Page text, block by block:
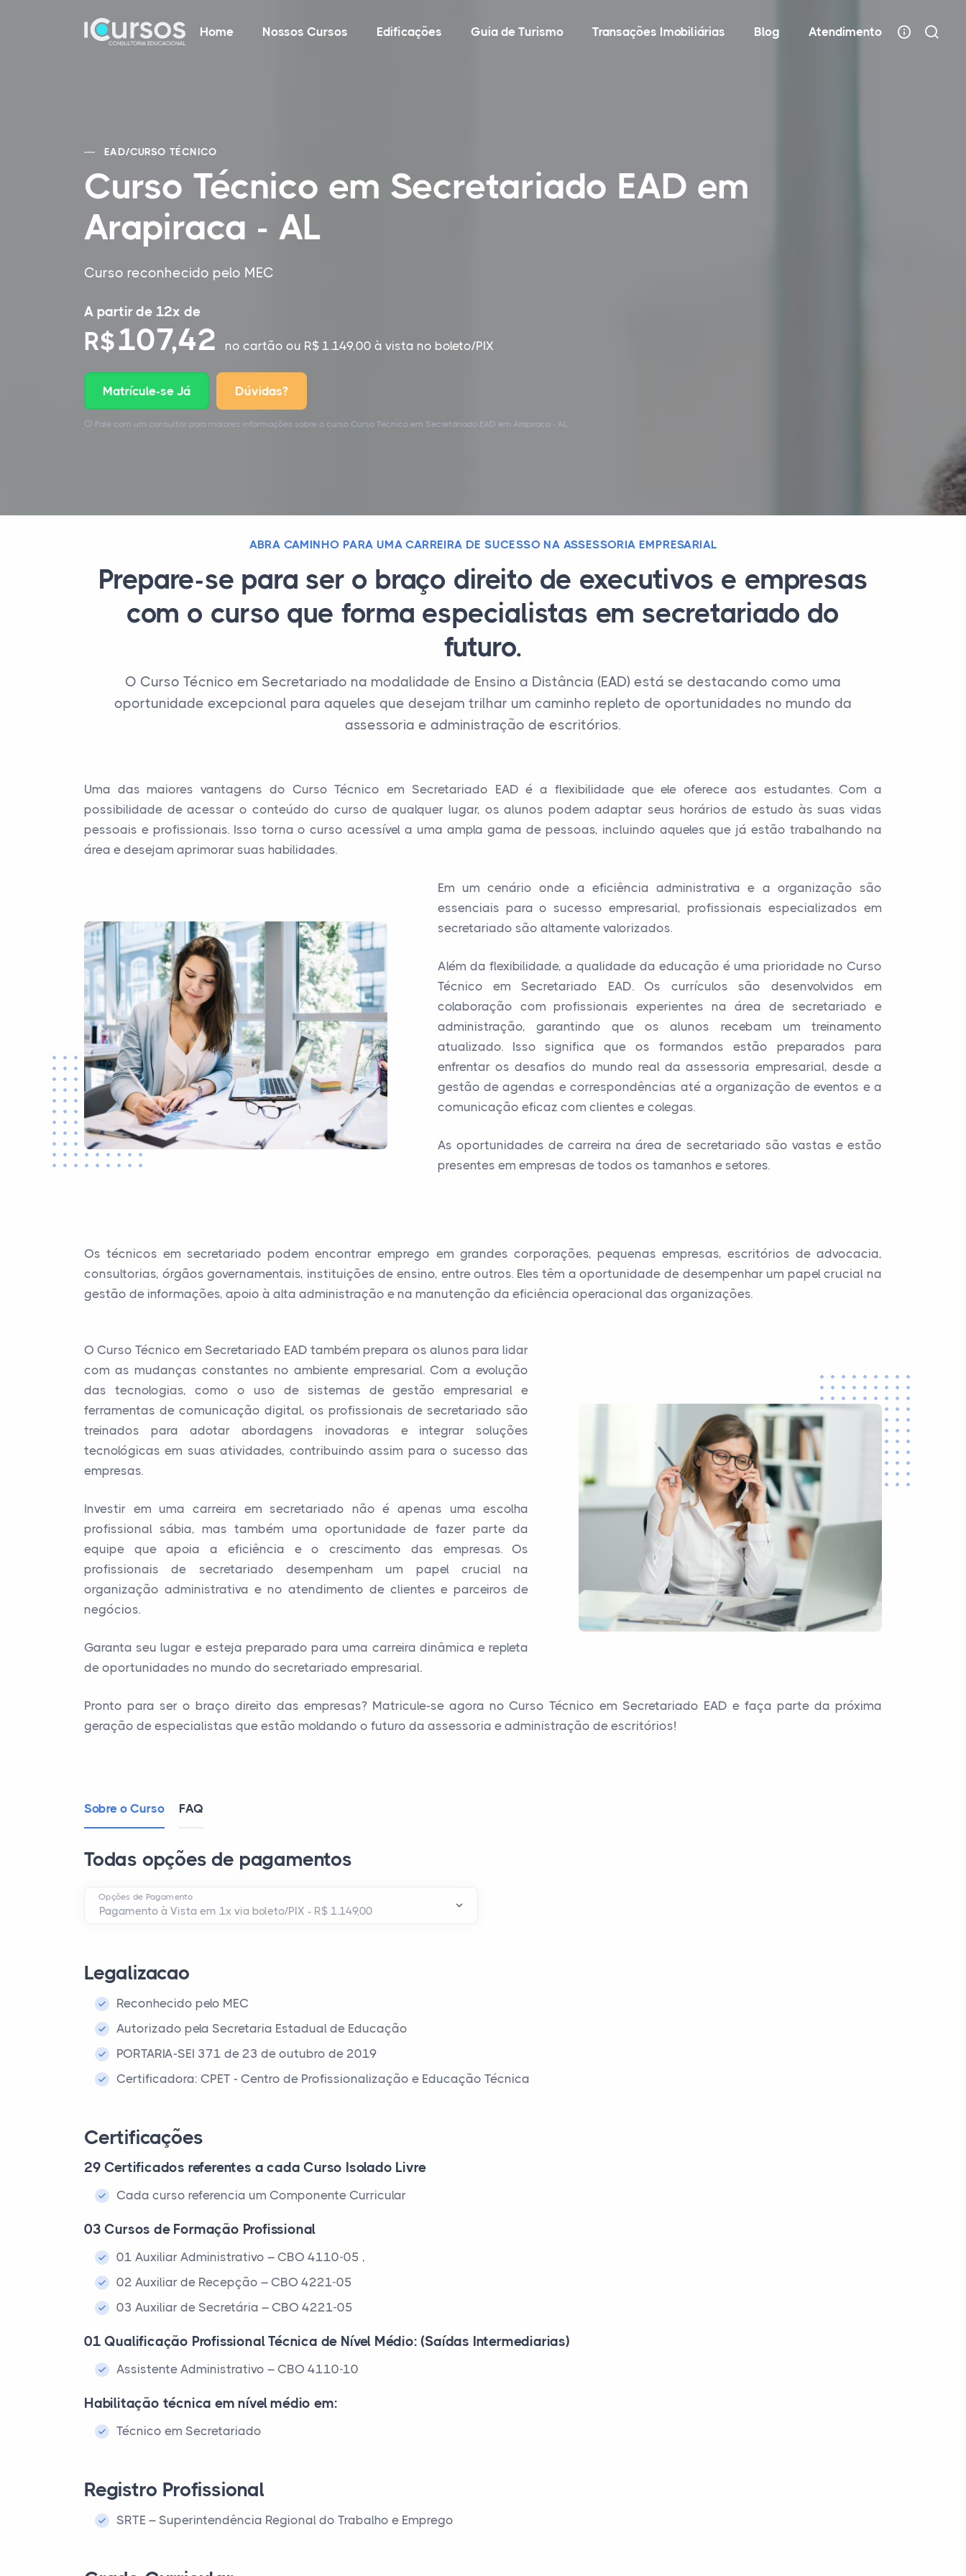
Home Nossos Cursos Edificações Guia de Turismo Transações Imobiliárias Blog Atendimento
EAD/CURSO TÉCNICO
Curso Técnico em Secretariado EAD em
Arapiraca - AL
Curso reconhecido pelo MEC
A partir de 12x de
R$107,42 no cartão ou R$ 1.149,00 à vista no boleto/PIX
Matrícule-se Já Dúvidas?
Fale com um consultor para maiores informações sobre o curso Curso Técnico em Secretariado EAD em Arapiraca - AL.
ABRA CAMINHO PARA UMA CARREIRA DE SUCESSO NA ASSESSORIA EMPRESARIAL
Prepare-se para ser o braço direito de executivos e empresas
com o curso que forma especialistas em secretariado do
futuro.
O Curso Técnico em Secretariado na modalidade de Ensino a Distância (EAD) está se destacando como uma
oportunidade excepcional para aqueles que desejam trilhar um caminho repleto de oportunidades no mundo da
assessoria e administração de escritórios.
Uma das maiores vantagens do Curso Técnico em Secretariado EAD é a flexibilidade que ele oferece aos estudantes. Com a
possibilidade de acessar o conteúdo do curso de qualquer lugar, os alunos podem adaptar seus horários de estudo às suas vidas
pessoais e profissionais. Isso torna o curso acessível a uma ampla gama de pessoas, incluindo aqueles que já estão trabalhando na
área e desejam aprimorar suas habilidades.
Em um cenário onde a eficiência administrativa e a organização são
essenciais para o sucesso empresarial, profissionais especializados em
secretariado são altamente valorizados.
Além da flexibilidade, a qualidade da educação é uma prioridade no Curso
Técnico em Secretariado EAD. Os currículos são desenvolvidos em
colaboração com profissionais experientes na área de secretariado e
administração, garantindo que os alunos recebam um treinamento
atualizado. Isso significa que os formandos estão preparados para
enfrentar os desafios do mundo real da assessoria empresarial, desde a
gestão de agendas e correspondências até a organização de eventos e a
comunicação eficaz com clientes e colegas.
As oportunidades de carreira na área de secretariado são vastas e estão
presentes em empresas de todos os tamanhos e setores.
Os técnicos em secretariado podem encontrar emprego em grandes corporações, pequenas empresas, escritórios de advocacia,
consultorias, órgãos governamentais, instituições de ensino, entre outros. Eles têm a oportunidade de desempenhar um papel crucial na
gestão de informações, apoio à alta administração e na manutenção da eficiência operacional das organizações.
O Curso Técnico em Secretariado EAD também prepara os alunos para lidar
com as mudanças constantes no ambiente empresarial. Com a evolução
das tecnologias, como o uso de sistemas de gestão empresarial e
ferramentas de comunicação digital, os profissionais de secretariado são
treinados para adotar abordagens inovadoras e integrar soluções
tecnológicas em suas atividades, contribuindo assim para o sucesso das
empresas.
Investir em uma carreira em secretariado não é apenas uma escolha
profissional sábia, mas também uma oportunidade de fazer parte da
equipe que apoia a eficiência e o crescimento das empresas. Os
profissionais de secretariado desempenham um papel crucial na
organização administrativa e no atendimento de clientes e parceiros de
negócios.
Garanta seu lugar e esteja preparado para uma carreira dinâmica e repleta
de oportunidades no mundo do secretariado empresarial.
Pronto para ser o braço direito das empresas? Matricule-se agora no Curso Técnico em Secretariado EAD e faça parte da próxima
geração de especialistas que estão moldando o futuro da assessoria e administração de escritórios!
Sobre o Curso FAQ
Todas opções de pagamentos
Opções de Pagamento
Legalizacao
Reconhecido pelo MEC
Autorizado pela Secretaria Estadual de Educação
PORTARIA-SEI 371 de 23 de outubro de 2019
Certificadora: CPET - Centro de Profissionalização e Educação Técnica
Certificações
29 Certificados referentes a cada Curso Isolado Livre
Cada curso referencia um Componente Curricular
03 Cursos de Formação Profissional
01 Auxiliar Administrativo – CBO 4110-05 ,
02 Auxiliar de Recepção – CBO 4221-05
03 Auxiliar de Secretária – CBO 4221-05
01 Qualificação Profissional Técnica de Nível Médio: (Saídas Intermediarias)
Assistente Administrativo – CBO 4110-10
Habilitação técnica em nível médio em:
Técnico em Secretariado
Registro Profissional
SRTE – Superintendência Regional do Trabalho e Emprego